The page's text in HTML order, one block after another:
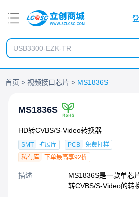
首页 视频接口芯片 MS1836S
MS1836S
HD转CVBS/S-Video转换器
SMT 扩展库 PCB
免费打样
私有库
下单最高享92折
描述
MS1836S是一款单芯
转CVBS/S-Video的转